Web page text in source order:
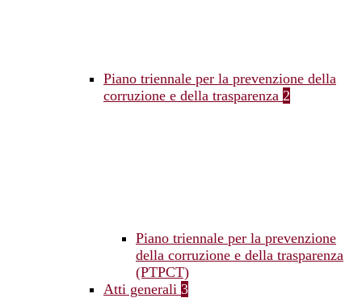
Piano triennale per la prevenzione della
corruzione e della trasparenza 2
Piano triennale per la prevenzione
della corruzione e della trasparenza
(PTPCT)
Atti generali 3